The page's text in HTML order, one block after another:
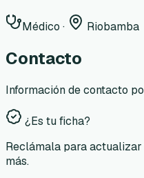
Médico · Riobamba
Contacto
Información de contacto
¿Es tu ficha?
Reclámala para
más.